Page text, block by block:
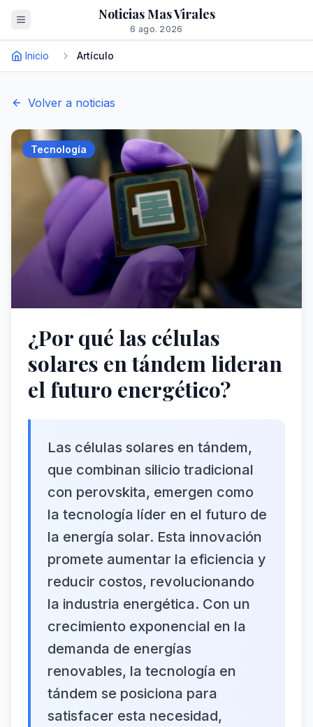
Noticias Mas Virales
6 ago. 2026
Inicio Artículo
Volver a noticias
Tecnología
¿Por qué las células
solares en tándem lideran
el futuro energético?
Las células solares en tándem,
que combinan silicio tradicional
con perovskita, emergen como
la tecnología líder en el futuro de
la energía solar. Esta innovación
promete aumentar la eficiencia y
reducir costos, revolucionando
la industria energética. Con un
crecimiento exponencial en la
demanda de energías
renovables, la tecnología en
tándem se posiciona para
satisfacer esta necesidad,